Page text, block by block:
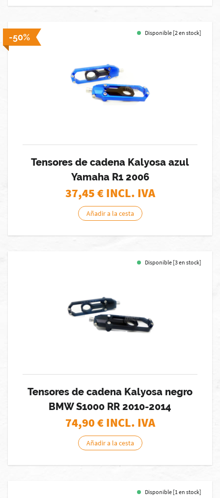
-50% Disponible [2 en stock]
Tensores de cadena Kalyosa azul
Yamaha R1 2006
37,45€ INCL. IVA
Añadir a la cesta
Disponible [3 en stock]
Tensores de cadena Kalyosa negro
BMW S1000 RR 2010-2014
74,90€ INCL. IVA
Añadir a la cesta
Disponible [1 en stock]